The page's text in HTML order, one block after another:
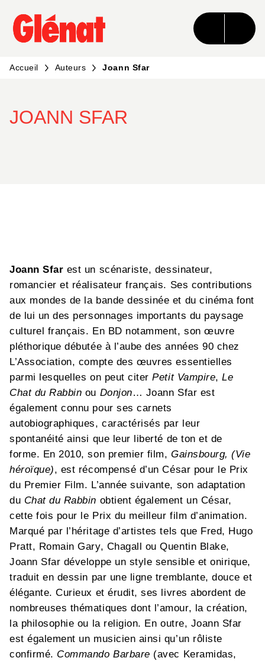
MENU RECHERCHE CONTENU
PIED DE PAGE
Accueil Auteurs Joann Sfar
JOANN SFAR
Joann Sfar est un scénariste, dessinateur,
romancier et réalisateur français. Ses contributions
aux mondes de la bande dessinée et du cinéma font
de lui un des personnages importants du paysage
culturel français. En BD notamment, son œuvre
pléthorique débutée à l’aube des années 90 chez
L’Association, compte des œuvres essentielles
parmi lesquelles on peut citerPetit Vampire,Le
Chat du Rabbin ou Donjon… Joann Sfar est
également connu pour ses carnets
autobiographiques, caractérisés par leur
spontanéité ainsi que leur liberté de ton et de
forme. En 2010, son premier film,Gainsbourg, (Vie
héroïque), est récompensé d’un César pour le Prix
du Premier Film. L’année suivante, son adaptation
du Chat du Rabbin obtient également un César,
cette fois pour le Prix du meilleur film d’animation.
Marqué par l’héritage d’artistes tels que Fred, Hugo
Pratt, Romain Gary, Chagall ou Quentin Blake,
Joann Sfar développe un style sensible et onirique,
traduit en dessin par une ligne tremblante, douce et
élégante. Curieux et érudit, ses livres abordent de
nombreuses thématiques dont l’amour, la création,
la philosophie ou la religion. En outre, Joann Sfar
est également un musicien ainsi qu’un rôliste
confirmé. Commando Barbare (avec Keramidas,